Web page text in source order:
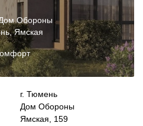
Обороны
,Ямская
г. Тюмень
Дом Обороны
Ямская, 159